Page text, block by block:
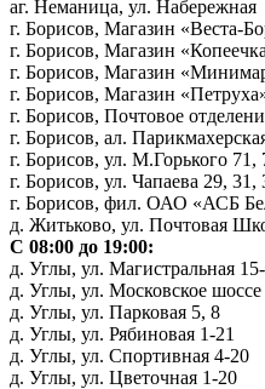
аг. Неманица, ул. Набережная
г. Борисов, Магазин «Веста-
г. Борисов, Магазин
г. Борисов, Магазин
г. Борисов, Магазин
г. Борисов, Почтовое
г. Борисов, ал.
г. Борисов, ул. М.Горького 71,
г. Борисов, ул. Чапаева 29, 31,
г. Борисов, фил. ОАО «АСБ
д. Житьково, ул. Почтовая
С 08:00 до 19:00:
д. Углы, ул. Магистральная
д. Углы, ул. Московское шоссе
д. Углы, ул. Парковая 5, 8
д. Углы, ул. Рябиновая 1-21
д. Углы, ул. Спортивная 4-20
д. Углы, ул. Цветочная 1-20